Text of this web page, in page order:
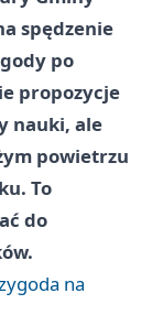
spędzenie
po
propozycje
nauki, ale
powietrzu
To
do
na